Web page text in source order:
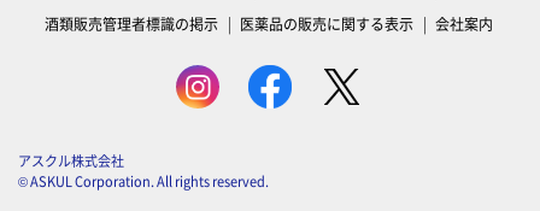
酒類販売管理者標識の掲示
医薬品の販売に関する表示 会社案内
アスクル株式会社
© ASKUL Corporation. All rights reserved.